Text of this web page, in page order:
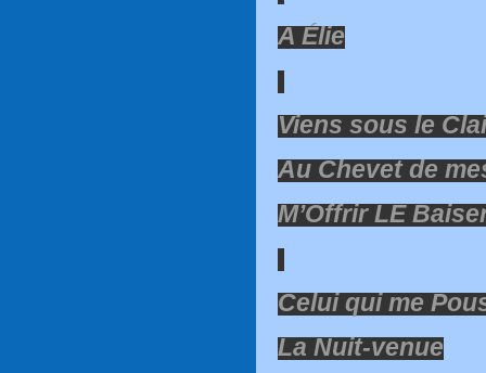
A Élie
Viens sous le
Au Chevet de
M’Offrir LE
Celui qui me
La Nuit-venue